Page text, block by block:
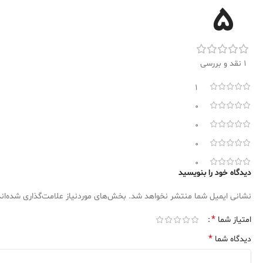
5
1 نقد و بررسی
1
0
0
0
0
دیدگاه خود را بنویسید
نشانی ایمیل شما منتشر نخواهد شد. بخش‌های موردنیاز علامت‌گذاری
امتیاز شما *
دیدگاه شما *